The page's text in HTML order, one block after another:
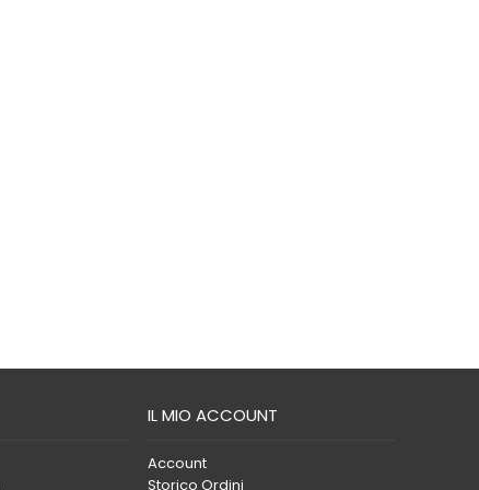
IL MIO ACCOUNT
Account
Storico Ordini